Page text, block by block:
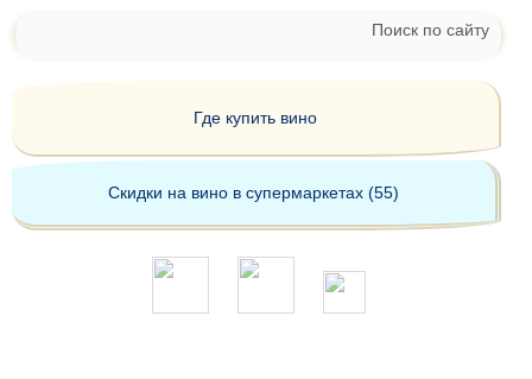
Поиск по сайту
Где купить вино
Скидки на вино в супермаркетах (55)